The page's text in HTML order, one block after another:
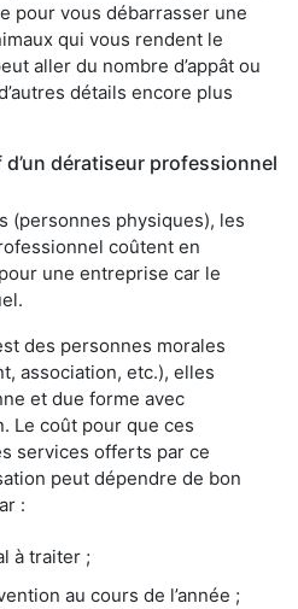
pour vous débarrasser une
qui vous rendent le
aller du nombre d’appât ou
détails encore plus
d’un dératiseur professionnel
(personnes physiques), les
coûtent en
une entreprise car le
des personnes morales
association, etc.), elles
et due forme avec
Le coût pour que ces
services offerts par ce
peut dépendre de bon
:
à traiter ;
au cours de l’année ;